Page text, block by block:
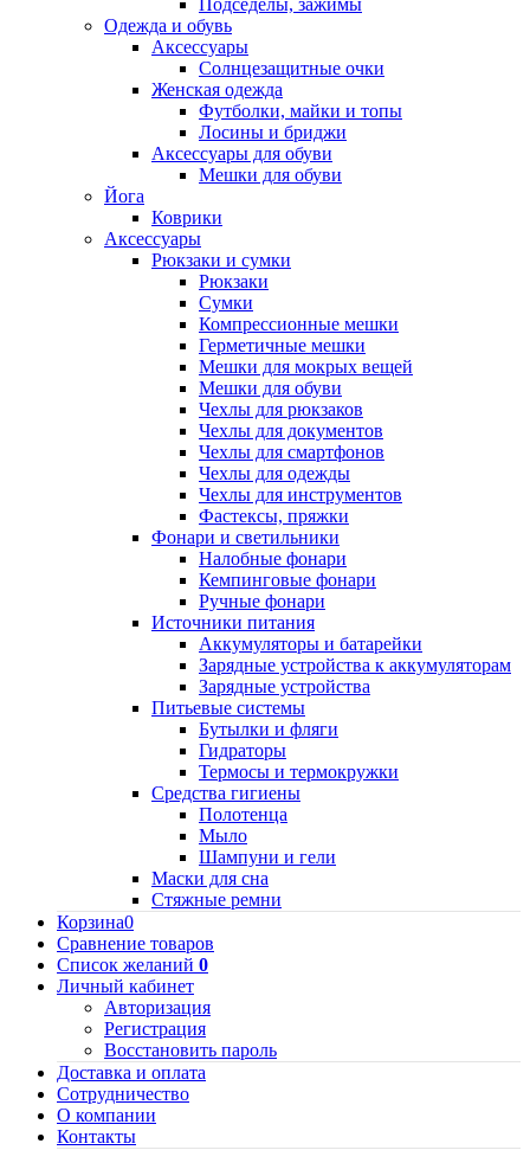
Подседелы, зажимы
Одежда и обувь
Аксессуары
Солнцезащитные очки
Женская одежда
Футболки, майки и топы
Лосины и бриджи
Аксессуары для обуви
Мешки для обуви
Йога
Коврики
Аксессуары
Рюкзаки и сумки
Рюкзаки
Сумки
Компрессионные мешки
Герметичные мешки
Мешки для мокрых вещей
Мешки для обуви
Чехлы для рюкзаков
Чехлы для документов
Чехлы для смартфонов
Чехлы для одежды
Чехлы для инструментов
Фастексы, пряжки
Фонари и светильники
Налобные фонари
Кемпинговые фонари
Ручные фонари
Источники питания
Аккумуляторы и батарейки
Зарядные устройства к аккумуляторам
Зарядные устройства
Питьевые системы
Бутылки и фляги
Гидраторы
Термосы и термокружки
Средства гигиены
Полотенца
Мыло
Шампуни и гели
Маски для сна
Стяжные ремни
Корзина0
Сравнение товаров
Список желаний 0
Личный кабинет
Авторизация
Регистрация
Восстановить пароль
Доставка и оплата
Сотрудничество
О компании
Контакты